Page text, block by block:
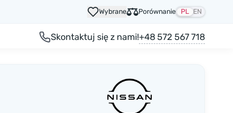
Wybrane Porównanie PL EN
Skontaktuj się z nami!+48 572 567 718